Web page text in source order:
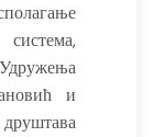
и